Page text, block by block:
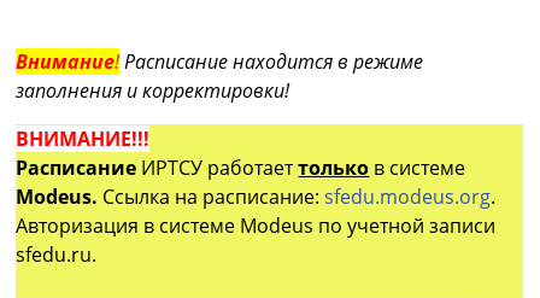
Внимание!Расписание находится в режиме
заполнения и корректировки!
ВНИМАНИЕ!!!
Расписание ИРТСУ работаеттолько в системе
Modeus. Ссылка на расписание:sfedu.modeus.org.
Авторизация в системе Modeus по учетной записи
sfedu.ru.